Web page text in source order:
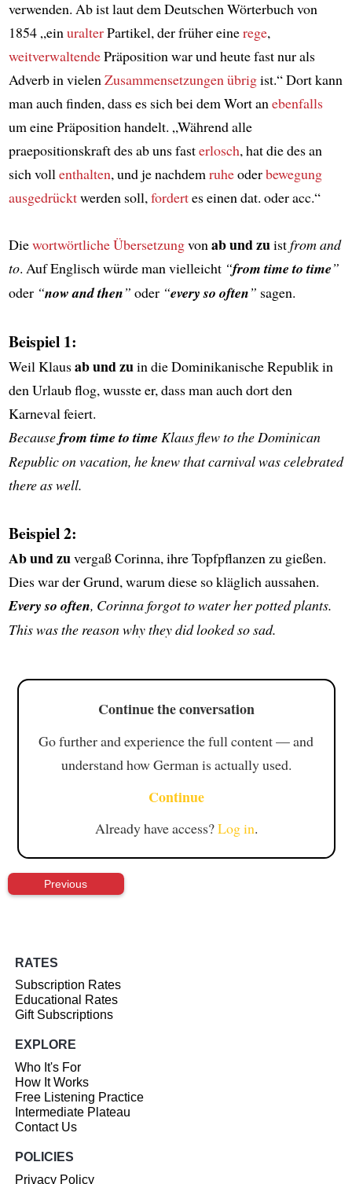
verwenden. Ab ist laut dem Deutschen Wörterbuch von
1854 „ein uralterPartikel, der früher einerege,
weitverwaltendePräposition war und heute fast nur als
Adverb in vielen Zusammensetzungen übrigist.“ Dort kann
man auch finden, dass es sich bei dem Wort an ebenfalls
um eine Präposition handelt. „Während alle
praepositionskraft des ab uns fasterlosch, hat die des an
sich voll enthalten, und je nachdem ruheoderbewegung
ausgedrücktwerden soll, fordertes einen dat. oder acc.“
Diewortwörtliche Übersetzungvon ab und zuistfrom and
to. Auf Englisch würde man vielleicht “from time to time”
oder “now and then” oder “every so often” sagen.
Beispiel 1:
Weil Klausab und zuin die Dominikanische Republik in
den Urlaub flog, wusste er, dass man auch dort den
Karneval feiert.
Becausefrom time to time Klaus flew to the Dominican
Republic on vacation, he knew that carnival was celebrated
there as well.
Beispiel 2:
Ab und zuvergaß Corinna, ihre Topfpflanzen zu gießen.
Dies war der Grund, warum diese so kläglich aussahen.
Every so often, Corinna forgot to water her potted plants.
This was the reason why they did looked so sad.
Continue the conversation
Go further and experience the full content — and
understand how German is actually used.
Continue
Already have access?Log in.
Previous
RATES
Subscription Rates
Educational Rates
Gift Subscriptions
EXPLORE
Who It's For
How It Works
Free Listening Practice
Intermediate Plateau
Contact Us
POLICIES
Privacy Policy